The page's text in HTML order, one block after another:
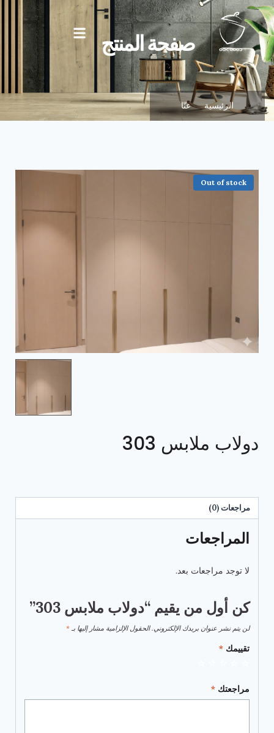
الرئيسية عنّا
صفحة المنتج
Out of stock
دولاب ملابس 303
مراجعات (0)
المراجعات
لا توجد مراجعات بعد.
كن أول من يقيم “دولاب ملابس 303”
لن يتم نشر عنوان بريدك الإلكتروني. الحقول الإلزامية مشار إليها بـ *
تقييمك *
مراجعتك *